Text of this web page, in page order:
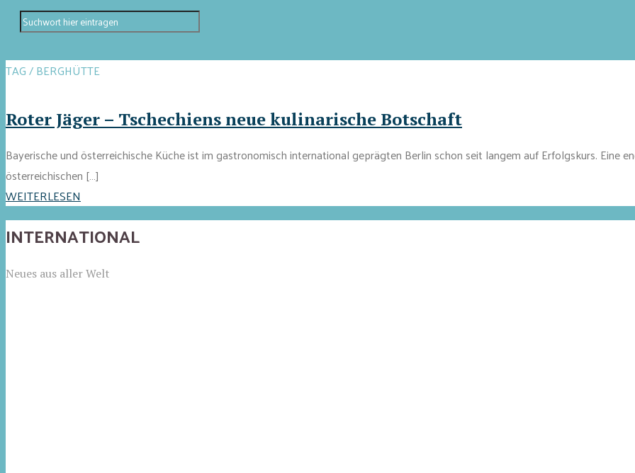
TAG / BERGHÜTTE
Roter Jäger – Tschechiens neue kulinarische Botschaft
Bayerische und österreichische Küche ist im gastronomisch international geprägten Berlin schon seit langem auf Erfolgskurs. Eine
österreichischen […]
WEITERLESEN
INTERNATIONAL
Neues aus aller Welt